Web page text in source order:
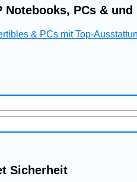
Notebooks, PCs & und
& PCs mit Top-
Sicherheit